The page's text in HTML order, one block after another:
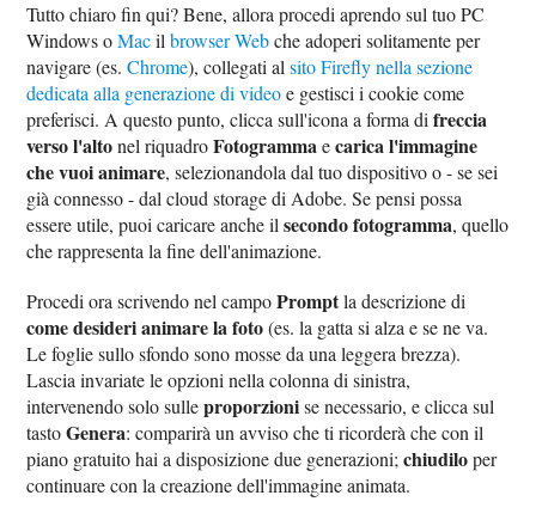
Tutto chiaro fin qui? Bene, allora procedi aprendo sul tuo PC
Windows oMacilbrowser Webche adoperi solitamente per
navigare (es.Chrome), collegati alsito Firefly nella sezione
dedicata alla generazione di videoe gestisci i cookie come
preferisci. A questo punto, clicca sull'icona a forma difreccia
verso l'altonel riquadroFotogrammaecarica l'immagine
che vuoi animare, selezionandola dal tuo dispositivo o - se sei
già connesso - dal cloud storage di Adobe. Se pensi possa
essere utile, puoi caricare anche ilsecondo fotogramma, quello
che rappresenta la fine dell'animazione.
Procedi ora scrivendo nel campoPromptla descrizione di
come desideri animare la foto(es. la gatta si alza e se ne va.
Le foglie sullo sfondo sono mosse da una leggera brezza).
Lascia invariate le opzioni nella colonna di sinistra,
intervenendo solo sulleproporzionise necessario, e clicca sul
tastoGenera: comparirà un avviso che ti ricorderà che con il
piano gratuito hai a disposizione due generazioni;chiudiloper
continuare con la creazione dell'immagine animata.